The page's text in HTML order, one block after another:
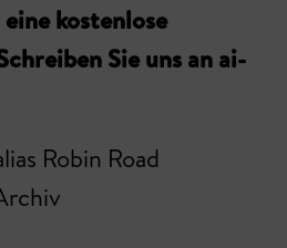
kostenlose
Sie uns an ai-
Robin Road